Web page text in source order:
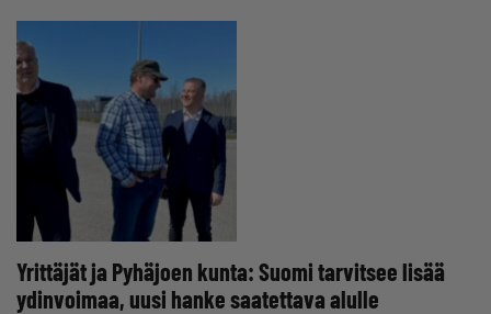
Yrittäjät ja Pyhäjoen kunta: Suomi tarvitsee lisää
ydinvoimaa, uusi hanke saatettava alulle